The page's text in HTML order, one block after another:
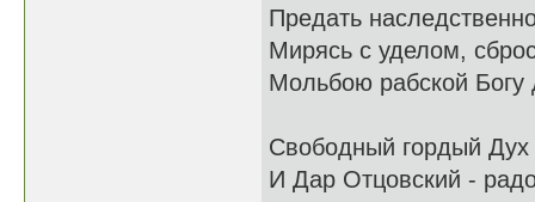
Предать
Мирясь с уделом,
Мольбою рабской Богу
Свободный гордый Дух
И Дар Отцовский -